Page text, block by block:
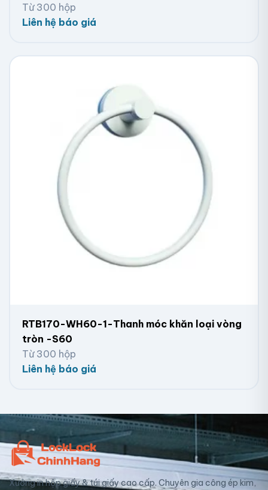
Từ 300 hộp
Liên hệ báo giá
RTB170-WH60-1-Thanh móc khăn loại vòng
tròn -S60
Từ 300 hộp
Liên hệ báo giá
Xưởng in hộp giấy & túi giấy cao cấp. Chuyên gia công ép kim,